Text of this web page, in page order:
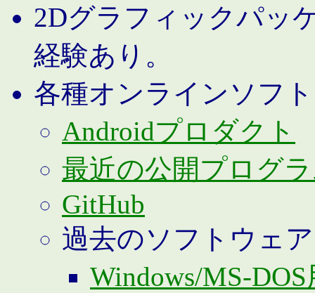
2Dグラフィックパッ
経験あり。
各種オンラインソフ
Androidプロダクト
最近の公開プログ
GitHub
過去のソフトウェア
Windows/MS-DOS